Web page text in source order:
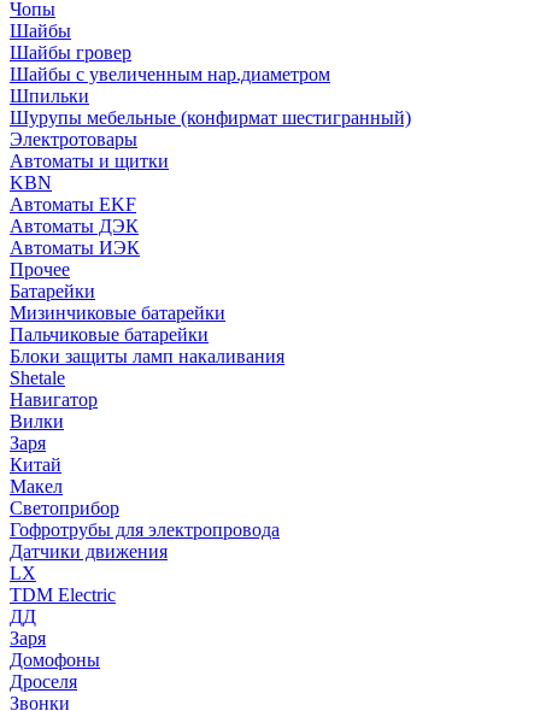
Чопы
Шайбы
Шайбы гровер
Шайбы с увеличенным нар.диаметром
Шпильки
Шурупы мебельные (конфирмат шестигранный)
Электротовары
Автоматы и щитки
KBN
Автоматы EKF
Автоматы ДЭК
Автоматы ИЭК
Прочее
Батарейки
Мизинчиковые батарейки
Пальчиковые батарейки
Блоки защиты ламп накаливания
Shetale
Навигатор
Вилки
Заря
Китай
Макел
Светоприбор
Гофротрубы для электропровода
Датчики движения
LX
TDM Electric
ДД
Заря
Домофоны
Дроселя
Звонки